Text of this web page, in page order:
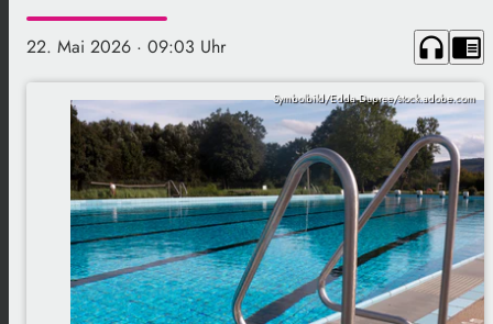
22. Mai 2026 · 09:03 Uhr headphones chrome_reader_mode
Symbolbild/Edda Dupree/stock.adobe.com